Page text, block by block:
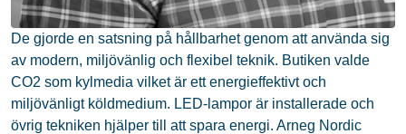
De gjorde en satsning på hållbarhet genom att använda sig
av modern, miljövänlig och flexibel teknik. Butiken valde
CO2 som kylmedia vilket är ett energieffektivt och
miljövänligt köldmedium. LED-lampor är installerade och
övrig tekniken hjälper till att spara energi. Arneg Nordic